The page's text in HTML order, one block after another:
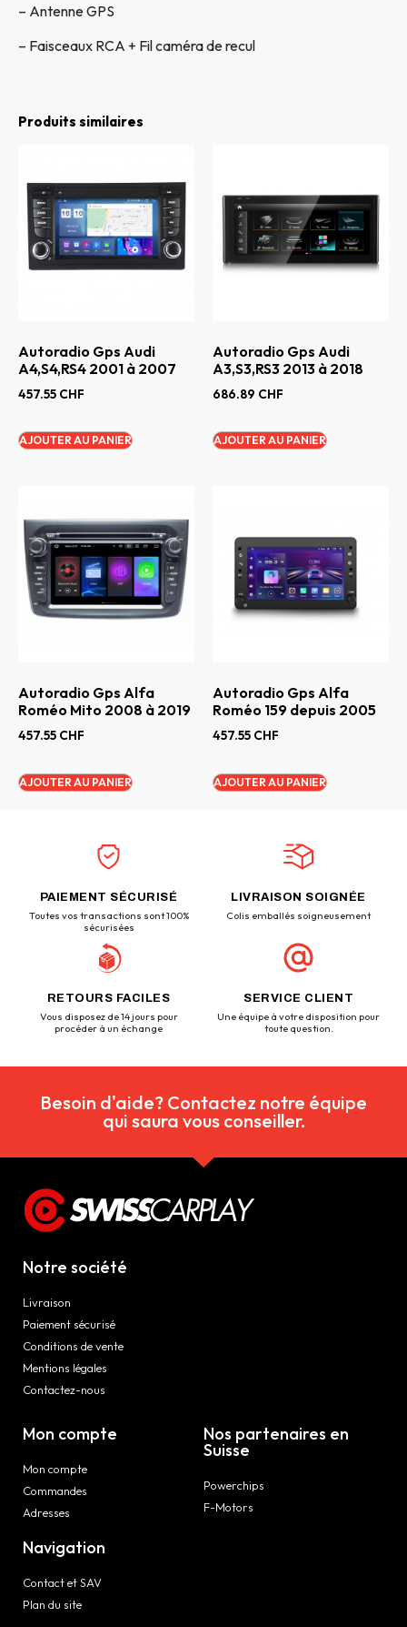
– Antenne GPS
– Faisceaux RCA + Fil caméra de recul
Produits similaires
Autoradio Gps Audi
A4,S4,RS4 2001 à 2007
457.55 CHF
AJOUTER AU PANIER
Autoradio Gps Audi
A3,S3,RS3 2013 à 2018
686.89 CHF
AJOUTER AU PANIER
Autoradio Gps Alfa
Roméo Mito 2008 à 2019
457.55 CHF
AJOUTER AU PANIER
Autoradio Gps Alfa
Roméo 159 depuis 2005
457.55 CHF
AJOUTER AU PANIER
PAIEMENT SÉCURISÉ
Toutes vos transactions sont 100%
sécurisées
LIVRAISON SOIGNÉE
Colis emballés soigneusement
RETOURS FACILES
Vous disposez de 14 jours pour
procéder à un échange
SERVICE CLIENT
Une équipe à votre disposition pour
toute question.
Besoin d'aide? Contactez notre équipe
qui saura vous conseiller.
Notre société
Livraison
Paiement sécurisé
Conditions de vente
Mentions légales
Contactez-nous
Mon compte
Mon compte
Commandes
Adresses
Navigation
Contact et SAV
Plan du site
Nos partenaires en
Suisse
Powerchips
F-Motors